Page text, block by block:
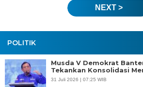
POLITIK
Musda V Demokrat
Tekankan Konsolidasi
31 Juli 2026 | 07:25 WIB
NEXT >